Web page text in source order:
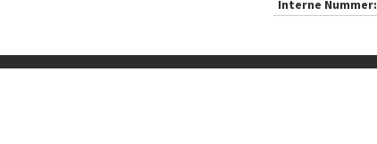
Interne Nummer: